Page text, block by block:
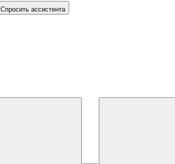
Спросить ассистента